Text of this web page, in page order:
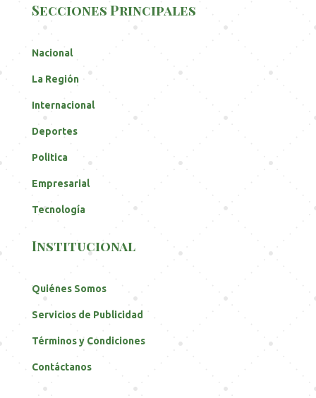
Secciones Principales
Nacional
La Región
Internacional
Deportes
Politica
Empresarial
Tecnología
Institucional
Quiénes Somos
Servicios de Publicidad
Términos y Condiciones
Contáctanos